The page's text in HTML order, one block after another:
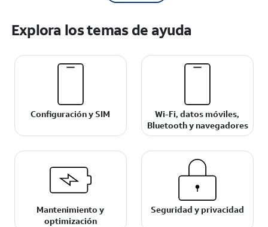
Explora los temas de ayuda
Configuración y SIM
Wi-Fi, datos móviles,
Bluetooth y navegadores
Mantenimiento y
optimización
Seguridad y privacidad